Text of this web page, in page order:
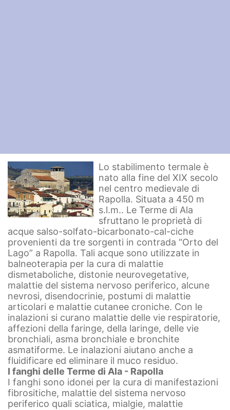
Lo stabilimento termale è
nato alla fine del XIX secolo
nel centro medievale di
Rapolla. Situata a 450 m
s.l.m.. Le Terme di Ala
sfruttano le proprietà di
acque salso-solfato-bicarbonato-cal-ciche
provenienti da tre sorgenti in contrada “Orto del
Lago” a Rapolla. Tali acque sono utilizzate in
balneoterapia per la cura di malattie
dismetaboliche, distonie neurovegetative,
malattie del sistema nervoso periferico, alcune
nevrosi, disendocrinie, postumi di malattie
articolari e malattie cutanee croniche. Con le
inalazioni si curano malattie delle vie respiratorie,
affezioni della faringe, della laringe, delle vie
bronchiali, asma bronchiale e bronchite
asmatiforme. Le inalazioni aiutano anche a
fluidificare ed eliminare il muco residuo.
I fanghi delle Terme di Ala - Rapolla
I fanghi sono idonei per la cura di manifestazioni
fibrositiche, malattie del sistema nervoso
periferico quali sciatica, mialgie, malattie